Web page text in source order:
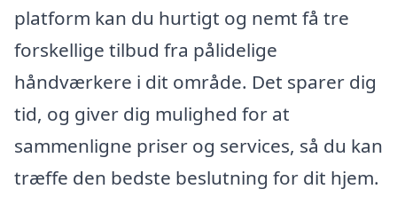
platform kan du hurtigt og nemt få tre
forskellige tilbud fra pålidelige
håndværkere i dit område. Det sparer dig
tid, og giver dig mulighed for at
sammenligne priser og services, så du kan
træffe den bedste beslutning for dit hjem.